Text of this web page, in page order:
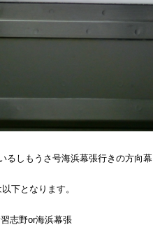
るしもうさ号海浜幕張行きの方向幕
下となります。
志野or海浜幕張